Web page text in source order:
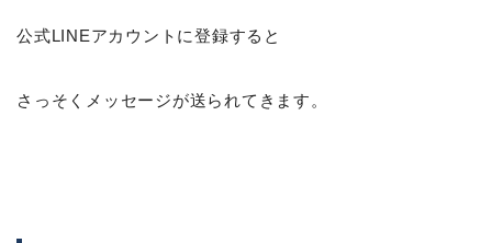
公式LINEアカウントに登録すると
さっそくメッセージが送られてきます。